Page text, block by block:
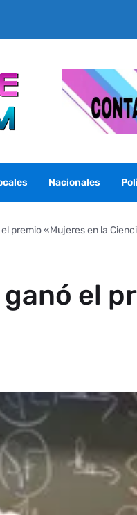
Nacionales
premio «Mujeres en la
el